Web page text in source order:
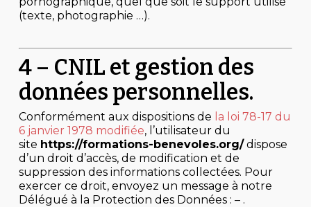
(texte, photographie …).
4 – CNIL et gestion des
données personnelles.
Conformément aux dispositions de la loi 78-17 du
6 janvier 1978 modifiée, l’utilisateur du
site https://formations-benevoles.org/dispose
d’un droit d’accès, de modification et de
suppression des informations collectées. Pour
exercer ce droit, envoyez un message à notre
Délégué à la Protection des Données : – .